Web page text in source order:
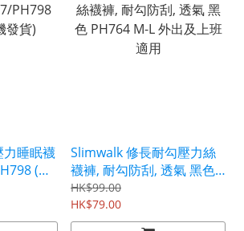
睡眠襪
(新
Slimwalk 修長耐勾壓力絲
襪褲, 耐勾防刮, 透氣 黑色
PH764 M-L 外出及上班適
用
HK$99.00
HK$79.00